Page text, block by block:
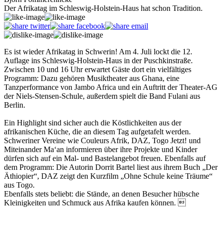
Der Afrikatag im Schleswig-Holstein-Haus hat schon Tradition.
Es ist wieder Afrikatag in Schwerin! Am 4. Juli lockt die 12.
Auflage ins Schleswig-Holstein-Haus in der Puschkinstraße.
Zwischen 10 und 16 Uhr erwartet Gäste dort ein vielfältiges
Programm: Dazu gehören Musiktheater aus Ghana, eine
Tanzperformance von Jambo Africa und ein Auftritt der Theater-AG
der Niels-Stensen-Schule, außerdem spielt die Band Fulani aus
Berlin.
Ein Highlight sind sicher auch die Köstlichkeiten aus der
afrikanischen Küche, die an diesem Tag aufgetafelt werden.
Schweriner Vereine wie Couleurs Afrik, DAZ, Togo Jetzt! und
Miteinander Ma‘an informieren über ihre Projekte und Kinder
dürfen sich auf ein Mal- und Bastelangebot freuen. Ebenfalls auf
dem Programm: Die Autorin Dorrit Bartel liest aus ihrem Buch „Der
Äthiopier“, DAZ zeigt den Kurzfilm „Ohne Schule keine Träume“
aus Togo.
Ebenfalls stets beliebt: die Stände, an denen Besucher hübsche
Kleinigkeiten und Schmuck aus Afrika kaufen können. 